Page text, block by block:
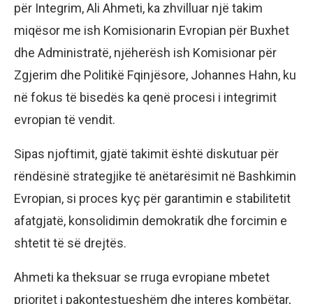
për Integrim, Ali Ahmeti, ka zhvilluar një takim
miqësor me ish Komisionarin Evropian për Buxhet
dhe Administratë, njëherësh ish Komisionar për
Zgjerim dhe Politikë Fqinjësore, Johannes Hahn, ku
në fokus të bisedës ka qenë procesi i integrimit
evropian të vendit.
Sipas njoftimit, gjatë takimit është diskutuar për
rëndësinë strategjike të anëtarësimit në Bashkimin
Evropian, si proces kyç për garantimin e stabilitetit
afatgjatë, konsolidimin demokratik dhe forcimin e
shtetit të së drejtës.
Ahmeti ka theksuar se rruga evropiane mbetet
prioritet i pakontestueshëm dhe interes kombëtar,